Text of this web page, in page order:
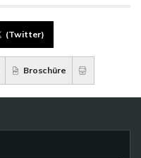
(Twitter)
Broschüre